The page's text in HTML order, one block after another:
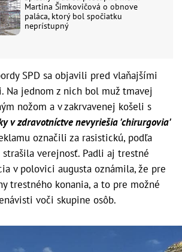
Martina Šimkovičová o obnove
paláca, ktorý bol spočiatku
neprístupný
SPD sa objavili pred vlaňajšími
Na jednom z nich bol muž tmavej
nožom a v zakrvavenej košeli s
v zdravotníctve nevyriešia 'chirurgovia'
označili za rasistickú, podľa
verejnosť. Padli aj trestné
v polovici augusta oznámila, že pre
trestného konania, a to pre možné
voči skupine osôb.